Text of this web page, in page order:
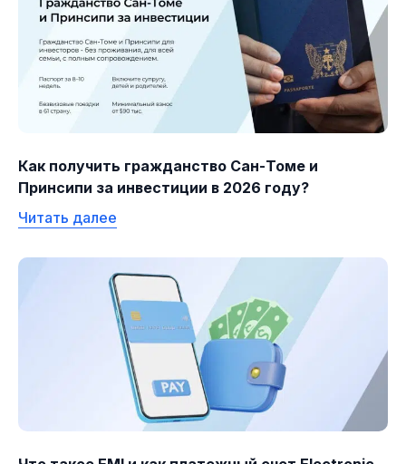
Как получить гражданство Сан-Томе и
Принсипи за инвестиции в 2026 году?
Читать далее